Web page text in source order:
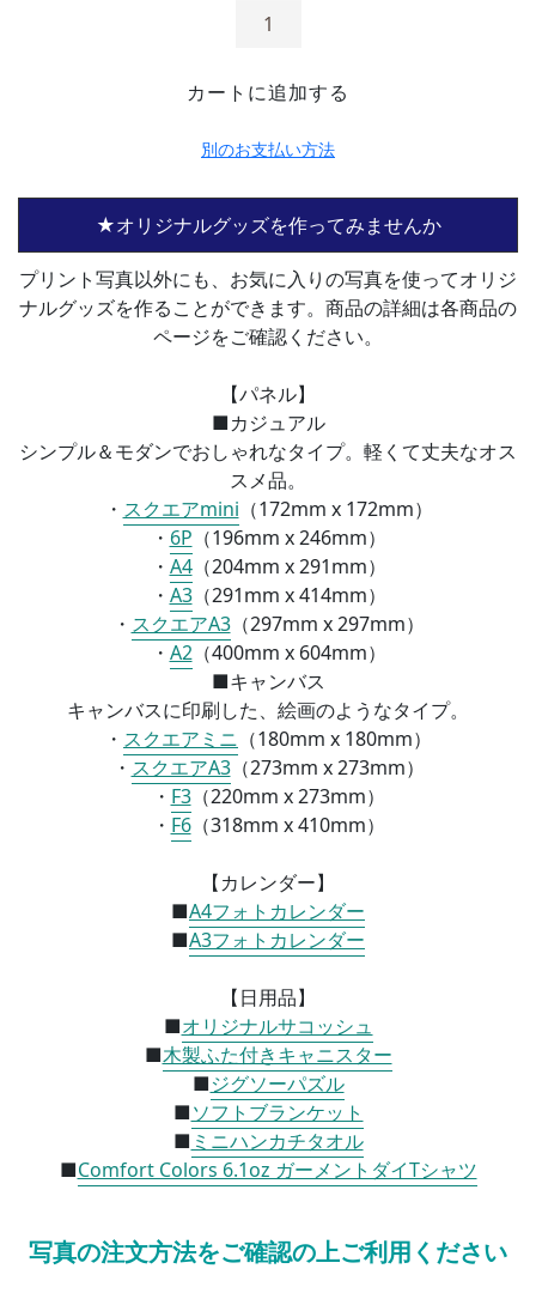
カートに追加する
別のお支払い方法
★オリジナルグッズを作ってみませんか
プリント写真以外にも、お気に入りの写真を使ってオリジ
ナルグッズを作ることができます。商品の詳細は各商品の
ページをご確認ください。
【パネル】
■カジュアル
シンプル＆モダンでおしゃれなタイプ。軽くて丈夫なオス
スメ品。
・ スクエアmini （172mm x 172mm）
・ 6P （196mm x 246mm）
・ A4（204mm x 291mm）
・ A3（291mm x 414mm）
・ スクエアA3（297mm x 297mm）
・ A2（400mm x 604mm）
■キャンバス
キャンバスに印刷した、絵画のようなタイプ。
・ スクエアミニ （180mm x 180mm）
・ スクエアA3（273mm x 273mm）
・ F3（220mm x 273mm）
・ F6（318mm x 410mm）
【カレンダー】
■A4フォトカレンダー
■A3フォトカレンダー
【日用品】
■オリジナルサコッシュ
■木製ふた付きキャニスター
■ジグソーパズル
■ソフトブランケット
■ ミニハンカチタオル
■Comfort Colors 6.1oz ガーメントダイTシャツ
写真の注文方法をご確認の上ご利用ください